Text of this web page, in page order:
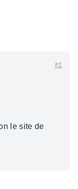
#1
le site de